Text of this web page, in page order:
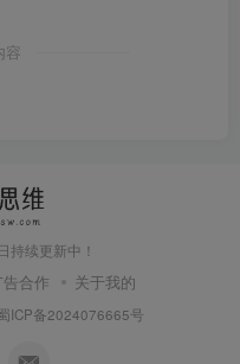
容
持续更新中！
告合作 关于我的
ICP备2024076665号